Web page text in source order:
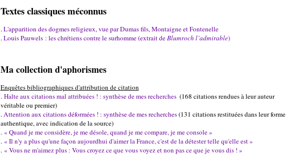
Textes classiques méconnus
.L'apparition des dogmes religieux, vue par Dumas fils, Montaigne et Fontenelle
.Louis Pauwels : les chrétiens contre le surhomme (extrait deBlumroch l’admirable)
Ma collection d'aphorismes
Enquêtes bibliographiques d'attribution de citation
. Halte aux citations mal attribuées ! : synthèse de mes recherches (168 citations rendues à leur auteur
véritable ou premier)
.Attention aux citations déformées ! : synthèse de mes recherches(131 citations restituées dans leur forme
authentique, avec indication de la source)
. « Quand je me considère, je me désole, quand je me compare, je me console »
. « Il n'y a plus qu'une façon aujourdhui d'aimer la France, c'est de la détester telle qu'elle est »
. « Vous ne m'aimez plus : Vous croyez ce que vous voyez et non pas ce que je vous dis ! »